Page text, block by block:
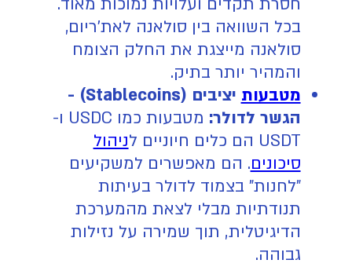
בכל השוואה בין סולאנה לאת'ריום,
סולאנה מייצגת את החלק הצומח
והמהיר יותר בתיק.
מטבעות
יציבים (Stablecoins) -
הגשר לדולר:
מטבעות כמו USDC ו-
USDT הם כלים חיוניים ל
ניהול
סיכונים. הם מאפשרים למשקיעים
"לחנות" בצמוד לדולר בעיתות
תנודתיות מבלי לצאת מהמערכת
הדיגיטלית, תוך שמירה על נזילות
גבוהה.